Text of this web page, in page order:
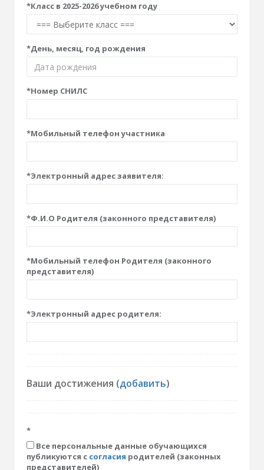
*Класс в 2025-2026 учебном году
*День, месяц, год рождения
*Номер СНИЛС
*Мобильный телефон участника
*Электронный адрес заявителя:
*Ф.И.О Родителя (законного представителя)
*Мобильный телефон Родителя (законного
представителя)
*Электронный адрес родителя:
Ваши достижения (добавить)
*
Все персональные данные обучающихся
публикуются с согласия родителей (законных
представителей)